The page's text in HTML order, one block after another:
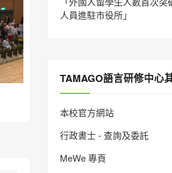
人員進駐市役所」
TAMAGO語言研修中心
本校官方網站
行政書士 - 查詢及委託
MeWe 專頁